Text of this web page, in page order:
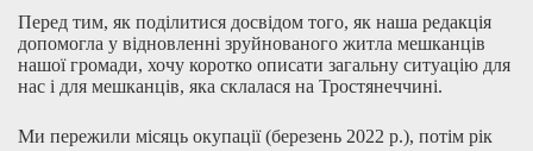
Перед тим, як поділитися досвідом того, як наша редакція
допомогла у відновленні зруйнованого житла мешканців
нашої громади, хочу коротко описати загальну ситуацію для
нас і для мешканців, яка склалася на Тростянеччині.
Ми пережили місяць окупації (березень 2022 р.), потім рік